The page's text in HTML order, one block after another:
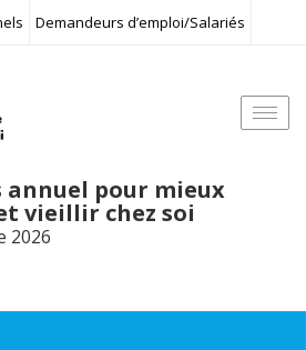
Demandeurs d’emploi/Salariés
annuel pour mieux
vieillir chez soi
2026